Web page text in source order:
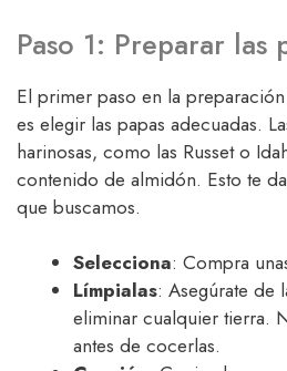
Paso 1: Preparar las
El primer paso en la
es elegir las papas adecuadas.
harinosas, como las Russet o
contenido de almidón. Esto te
que buscamos.
Selecciona: Compra
Límpialas: Asegúrate de
eliminar cualquier tierra.
antes de cocerlas.